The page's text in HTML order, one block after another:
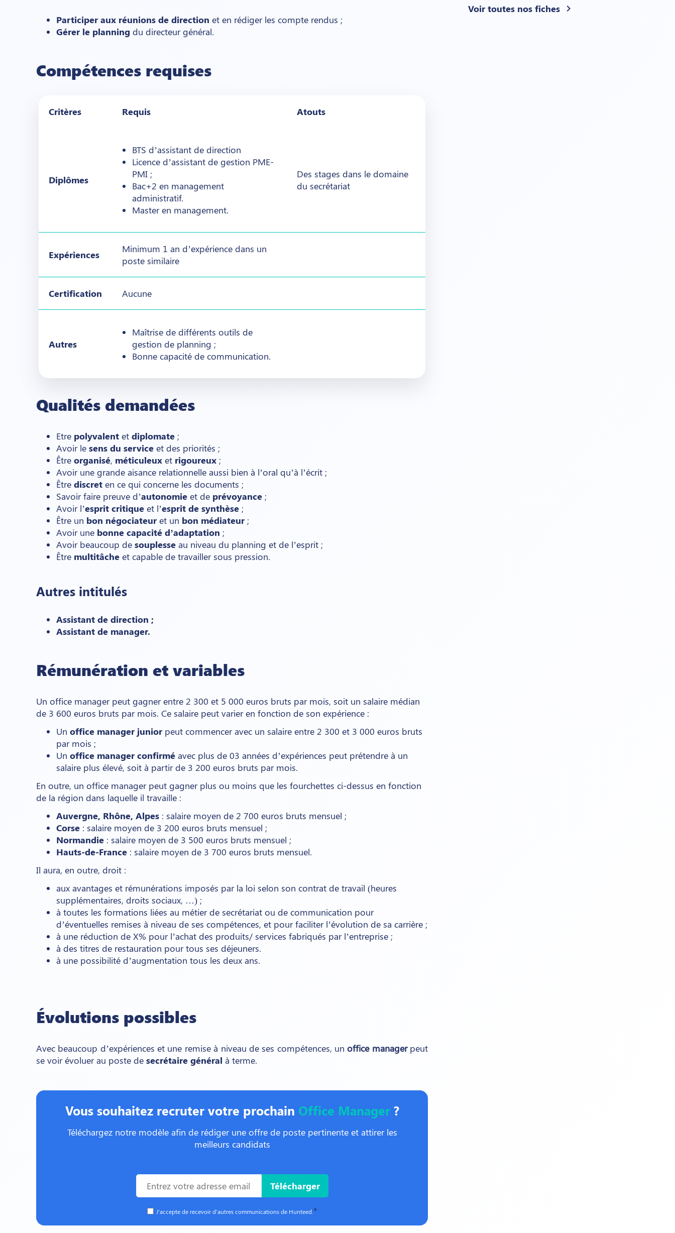
Participer aux réunions de direction et en rédiger les compte rendus ;
Gérer le planning du directeur général.
Compétences requises
Critères Requis Atouts
Diplômes
BTS d’assistant de direction
Licence d’assistant de gestion PME-
PMI ;
Bac+2 en management
administratif.
Master en management.
Des stages dans le domaine
du secrétariat
Expériences
Minimum 1 an d’expérience dans un
poste similaire
Certification Aucune
Autres
Maîtrise de différents outils de
gestion de planning ;
Bonne capacité de communication.
Qualités demandées
Etre polyvalent et diplomate ;
Avoir le sens du service et des priorités ;
Être organisé, méticuleux et rigoureux ;
Avoir une grande aisance relationnelle aussi bien à l’oral qu’à l’écrit ;
Être discret en ce qui concerne les documents ;
Savoir faire preuve d’autonomie et de prévoyance ;
Avoir l’esprit critique et l’esprit de synthèse ;
Être un bon négociateur et un bon médiateur ;
Avoir une bonne capacité d’adaptation ;
Avoir beaucoup de souplesse au niveau du planning et de l’esprit ;
Être multitâche et capable de travailler sous pression.
Autres intitulés
Assistant de direction ;
Assistant de manager.
Rémunération et variables
Un office manager peut gagner entre 2 300 et 5 000 euros bruts par mois, soit un salaire médian
de 3 600 euros bruts par mois. Ce salaire peut varier en fonction de son expérience :
Un office manager junior peut commencer avec un salaire entre 2 300 et 3 000 euros bruts
par mois ;
Un office manager confirmé avec plus de 03 années d’expériences peut prétendre à un
salaire plus élevé, soit à partir de 3 200 euros bruts par mois.
En outre, un office manager peut gagner plus ou moins que les fourchettes ci-dessus en fonction
de la région dans laquelle il travaille :
Auvergne, Rhône, Alpes : salaire moyen de 2 700 euros bruts mensuel ;
Corse : salaire moyen de 3 200 euros bruts mensuel ;
Normandie : salaire moyen de 3 500 euros bruts mensuel ;
Hauts-de-France : salaire moyen de 3 700 euros bruts mensuel.
Il aura, en outre, droit :
aux avantages et rémunérations imposés par la loi selon son contrat de travail (heures
supplémentaires, droits sociaux, …) ;
à toutes les formations liées au métier de secrétariat ou de communication pour
d’éventuelles remises à niveau de ses compétences, et pour faciliter l’évolution de sa carrière ;
à une réduction de X% pour l’achat des produits/ services fabriqués par l’entreprise ;
à des titres de restauration pour tous ses déjeuners.
à une possibilité d’augmentation tous les deux ans.
Évolutions possibles
Avec beaucoup d’expériences et une remise à niveau de ses compétences, unoffice managerpeut
se voir évoluer au poste de secrétaire général à terme.
Vous souhaitez recruter votre prochain Office Manager?
Téléchargez notre modèle afin de rédiger une offre de poste pertinente et attirer les
meilleurs candidats
J'accepte de recevoir d'autres communications de Hunteed.*
Voir toutes nos fiches chevron_right